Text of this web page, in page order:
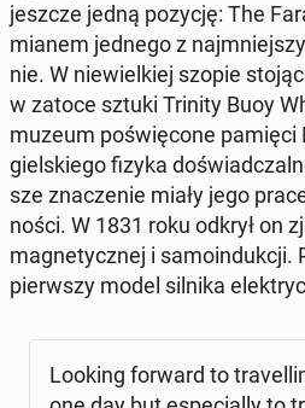
jeszcze jedną pozycję: The
mianem jednego z
nie. W nie­wiel­kiej szopie
w zatoce sztuki Trinity Buoy
muzeum po­świę­co­ne
giel­skie­go fizyka
sze zna­cze­nie miały jego
no­ści. W 1831 roku odkrył on
ma­gne­tycz­nej i sa­mo­in­duk­cji.
pierw­szy model silnika
Looking forward to